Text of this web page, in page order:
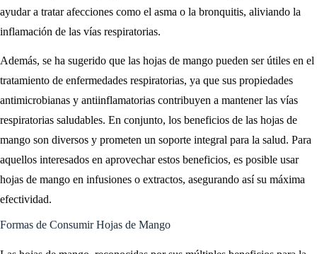
ayudar a tratar afecciones como el asma o la bronquitis, aliviando la
inflamación de las vías respiratorias.
Además, se ha sugerido que las hojas de mango pueden ser útiles en el
tratamiento de enfermedades respiratorias, ya que sus propiedades
antimicrobianas y antiinflamatorias contribuyen a mantener las vías
respiratorias saludables. En conjunto, los beneficios de las hojas de
mango son diversos y prometen un soporte integral para la salud. Para
aquellos interesados en aprovechar estos beneficios, es posible usar
hojas de mango en infusiones o extractos, asegurando así su máxima
efectividad.
Formas de Consumir Hojas de Mango